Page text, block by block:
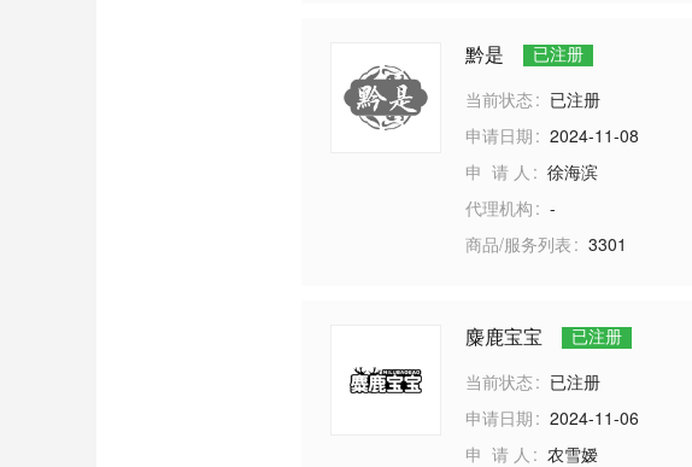
黔是 已注册
当前状态 已注册
申请日期
2024-11-08
申 请 人
徐海滨
代理机构
-
商品/服务列表
3301
麋鹿宝宝 已注册
当前状态 已注册
申请日期
2024-11-06
申 请 人
农雪嫒